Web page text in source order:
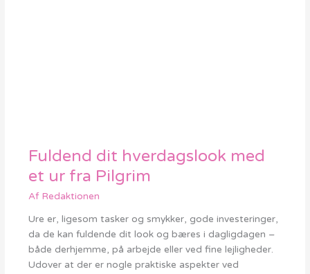
Fuldend dit hverdagslook med
et ur fra Pilgrim
Af Redaktionen
Ure er, ligesom tasker og smykker, gode investeringer,
da de kan fuldende dit look og bæres i dagligdagen –
både derhjemme, på arbejde eller ved fine lejligheder.
Udover at der er nogle praktiske aspekter ved
Fuldend
hverdagslook
med
et
ur
fra
Pilgrim